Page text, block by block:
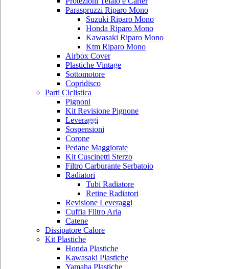
Paraspruzzi Riparo Mono
Suzuki Riparo Mono
Honda Riparo Mono
Kawasaki Riparo Mono
Ktm Riparo Mono
Airbox Cover
Plastiche Vintage
Sottomotore
Copridisco
Parti Ciclistica
Pignoni
Kit Revisione Pignone
Leveraggi
Sospensioni
Corone
Pedane Maggiorate
Kit Cuscinetti Sterzo
Filtro Carburante Serbatoio
Radiatori
Tubi Radiatore
Retine Radiatori
Revisione Leveraggi
Cuffia Filtro Aria
Catene
Dissipatore Calore
Kit Plastiche
Honda Plastiche
Kawasaki Plastiche
Yamaha Plastiche